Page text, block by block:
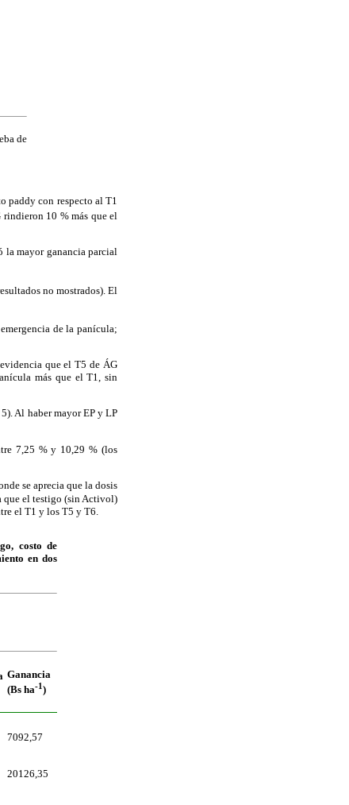
de
paddy con respecto al T1
10 % más que el
la mayor ganancia parcial
no mostrados). El
de la panícula;
que el T5 de ÁG
más que el T1, sin
Al haber mayor EP y LP
7,25 % y 10,29 % (los
se aprecia que la dosis
que el testigo (sin Activol)
el T1 y los T5 y T6.
costo de
en dos
Ganancia
(Bs ha-1)
7092,57
20126,35